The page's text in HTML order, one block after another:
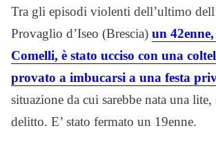
Tra gli episodi violenti dell’ultimo
Provaglio d’Iseo (Brescia) un
Comelli, è stato ucciso con una
provato a imbucarsi a una festa
situazione da cui sarebbe nata una lite,
delitto. E’ stato fermato un 19enne.